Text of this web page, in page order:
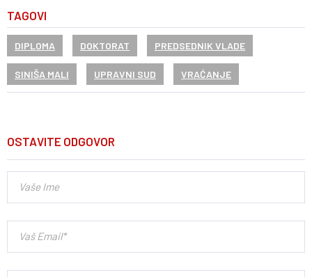
TAGOVI
DIPLOMA DOKTORAT PREDSEDNIK VLADE
SINIŠA MALI UPRAVNI SUD VRAĆANJE
OSTAVITE ODGOVOR